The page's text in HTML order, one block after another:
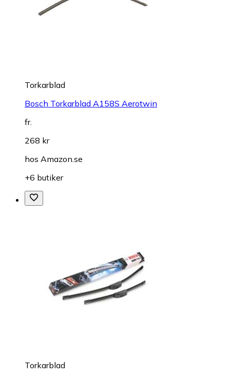
Torkarblad
Bosch Torkarblad A158S Aerotwin
fr.
268 kr
hos Amazon.se
+6 butiker
Torkarblad